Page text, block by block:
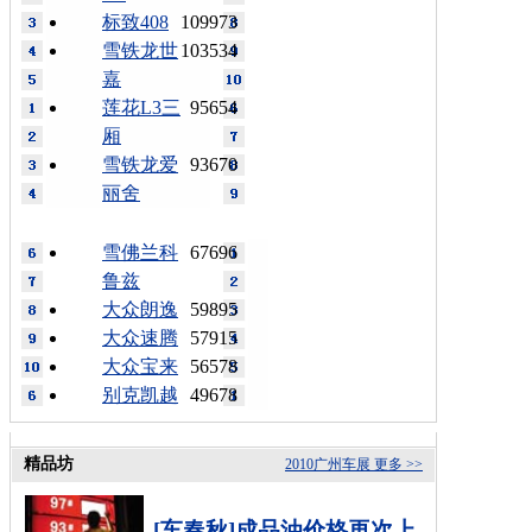
109973
标致408
103534
雪铁龙世
嘉
95654
莲花L3三
厢
93670
雪铁龙爱
丽舍
67696
雪佛兰科
鲁兹
59895
大众朗逸
57915
大众速腾
56578
大众宝来
49678
别克凯越
更多 >>
2010广州车展
精品坊